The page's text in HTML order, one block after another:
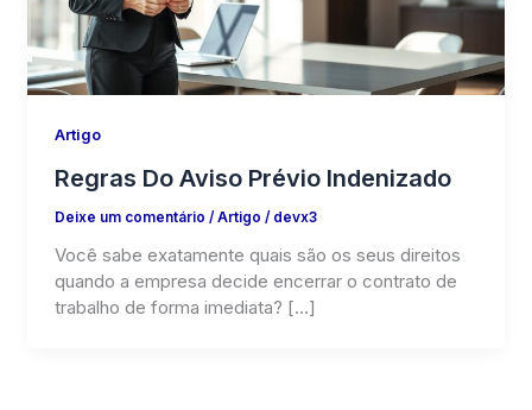
Artigo
Regras Do Aviso Prévio Indenizado
Deixe um comentário / Artigo / devx3
Você sabe exatamente quais são os seus direitos
quando a empresa decide encerrar o contrato de
trabalho de forma imediata? […]